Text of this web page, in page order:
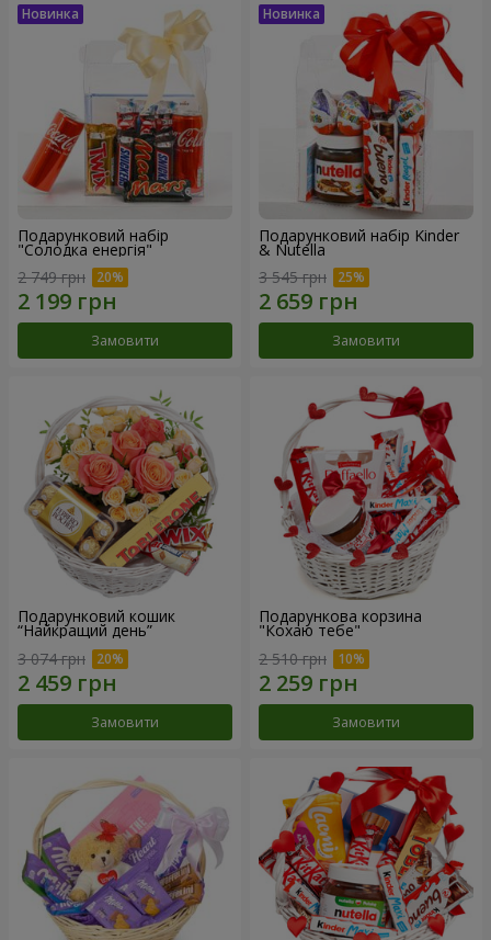
Подарунковий набір
"Солодка енергія"
2 749 грн
Замовити
Подарунковий набір Kinder
& Nutella
3 545 грн
Замовити
Подарунковий кошик
“Найкращий день”
3 074 грн
Замовити
Подарункова корзина
"Кохаю тебе"
2 510 грн
Замовити